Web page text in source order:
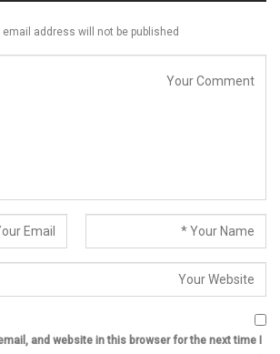
email address will not be published.
and website in this browser for the next time I